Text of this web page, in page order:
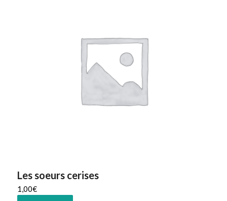
Les soeurs cerises
1,00€